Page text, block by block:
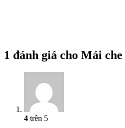
1 đánh giá cho Mái che
4 trên 5